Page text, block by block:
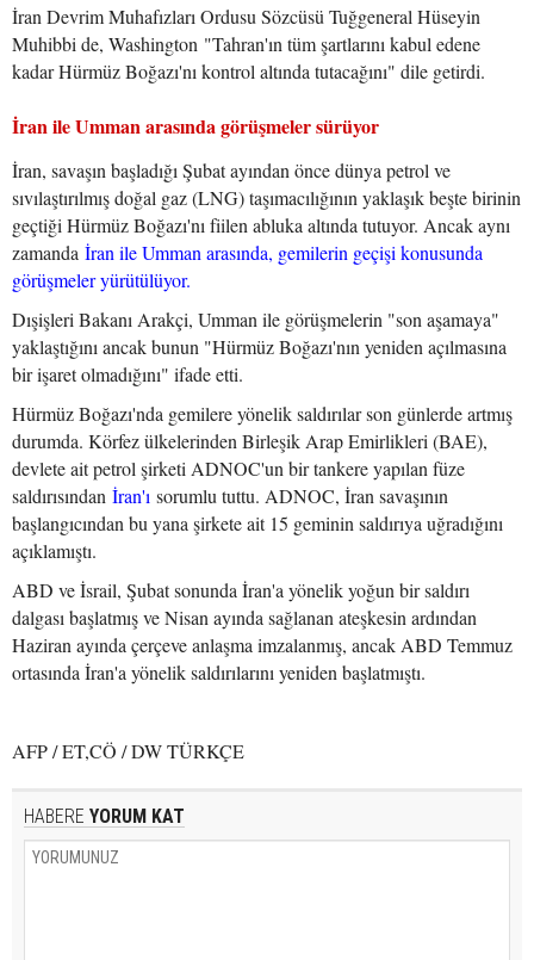
İran Devrim Muhafızları Ordusu Sözcüsü Tuğgeneral Hüseyin
Muhibbi de, Washington "Tahran'ın tüm şartlarını kabul edene
kadar Hürmüz Boğazı'nı kontrol altında tutacağını" dile getirdi.
İran ile Umman arasında görüşmeler sürüyor
İran, savaşın başladığı Şubat ayından önce dünya petrol ve
sıvılaştırılmış doğal gaz (LNG) taşımacılığının yaklaşık beşte birinin
geçtiği Hürmüz Boğazı'nı fiilen abluka altında tutuyor. Ancak aynı
zamanda İran ile Umman arasında, gemilerin geçişi konusunda
görüşmeler yürütülüyor.
Dışişleri Bakanı Arakçi, Umman ile görüşmelerin "son aşamaya"
yaklaştığını ancak bunun "Hürmüz Boğazı'nın yeniden açılmasına
bir işaret olmadığını" ifade etti.
Hürmüz Boğazı'nda gemilere yönelik saldırılar son günlerde artmış
durumda. Körfez ülkelerinden Birleşik Arap Emirlikleri (BAE),
devlete ait petrol şirketi ADNOC'un bir tankere yapılan füze
saldırısından İran'ı sorumlu tuttu. ADNOC, İran savaşının
başlangıcından bu yana şirkete ait 15 geminin saldırıya uğradığını
açıklamıştı.
ABD ve İsrail, Şubat sonunda İran'a yönelik yoğun bir saldırı
dalgası başlatmış ve Nisan ayında sağlanan ateşkesin ardından
Haziran ayında çerçeve anlaşma imzalanmış, ancak ABD Temmuz
ortasında İran'a yönelik saldırılarını yeniden başlatmıştı.
AFP / ET,CÖ / DW TÜRKÇE
HABERE YORUM KAT